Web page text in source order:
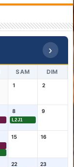
›
SAM DIM
1 2
8
L2J1
9
15 16
22 23